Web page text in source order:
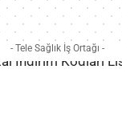
- Tele Sağlık İş Ortağı -